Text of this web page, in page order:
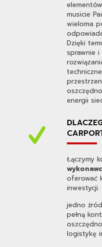
musicie
wieloma
Dzięki
sprawnie i
energii
Łączymy
oferować
jedno
pełną
logistykę